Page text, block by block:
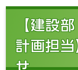
【建設
計画担
せ